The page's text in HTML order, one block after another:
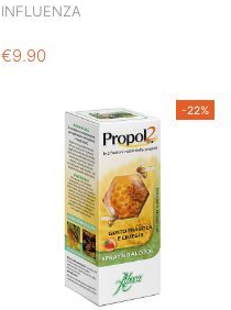
INFLUENZA
€9.90
-22%